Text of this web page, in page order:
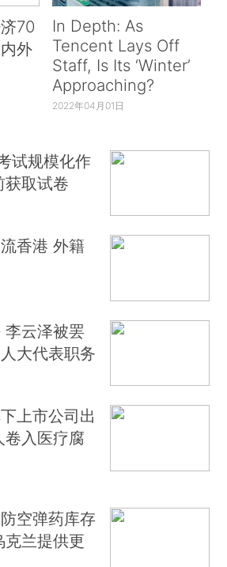
70
外
In Depth: As
Tencent Lays Off
Staff, Is Its ‘Winter’
Approaching?
2022年04月01日
试规模化作
获取试卷
香港 外籍
李云泽被罢
大代表职务
上市公司出
卷入医疗腐
空弹药库存
克兰提供更